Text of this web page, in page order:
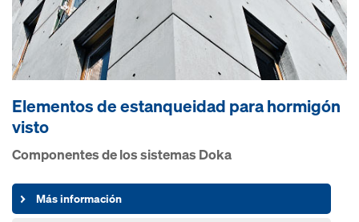
Elementos de estanqueidad pa­ra hormigón
visto
Componentes de los sistemas Doka
Más información